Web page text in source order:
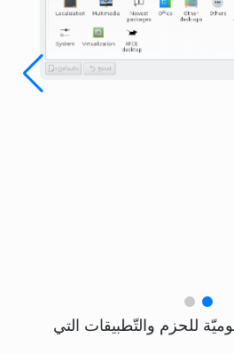
للحزم والتّطبيقات التي